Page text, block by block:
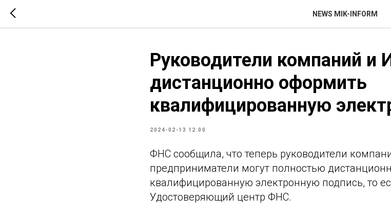
NEWS MIK-INFORM
Руководители компаний и
дистанционно оформить
квалифицированную
2024-02-13 12:00
ФНС сообщила, что теперь руководители
предприниматели могут полностью
квалифицированную электронную подпись, то
Удостоверяющий центр ФНС.